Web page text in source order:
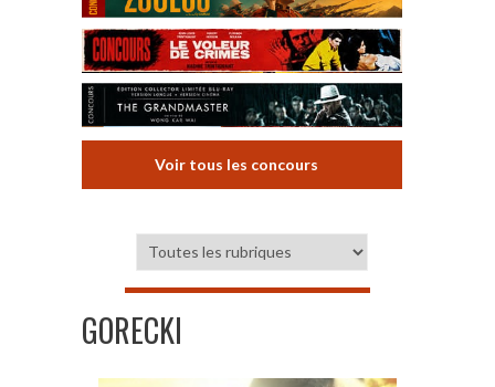
Voir tous les concours
GORECKI